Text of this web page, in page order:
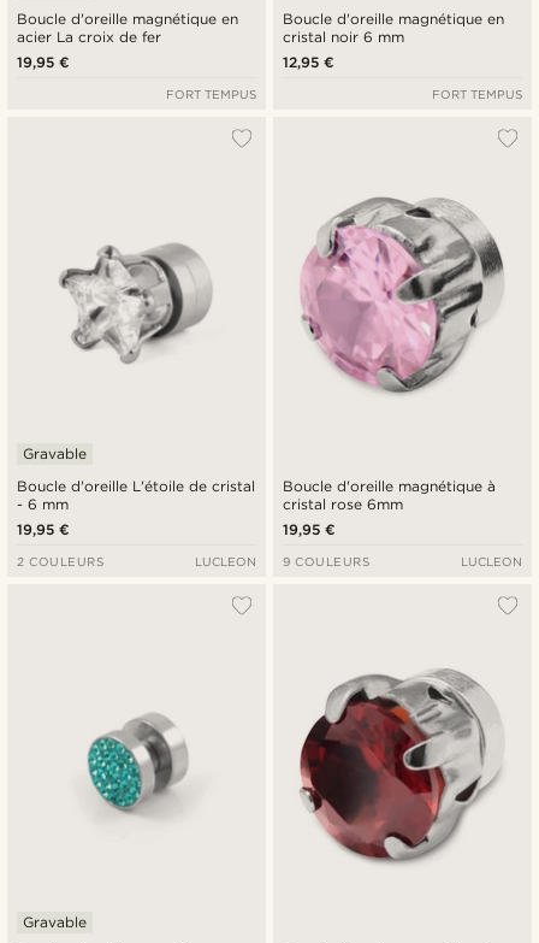
Boucle d'oreille magnétique en
acier La croix de fer
19,95 €
FORT TEMPUS
Boucle d'oreille magnétique en
cristal noir 6 mm
12,95 €
FORT TEMPUS
Boucle d'oreille L'étoile de cristal
- 6 mm
Gravable
19,95 €
2 COULEURS LUCLEON
Boucle d'oreille magnétique à
cristal rose 6mm
19,95 €
9 COULEURS LUCLEON
Gravable